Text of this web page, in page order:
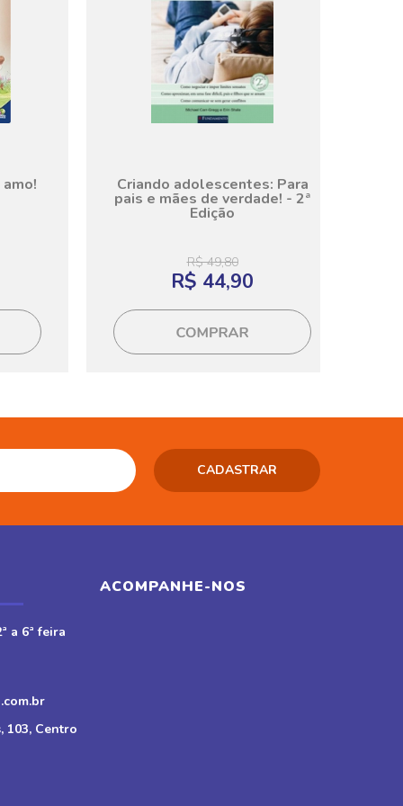
Criando adolescentes: Para
pais e mães de verdade! - 2ª
Edição
R$ 49,80
R$ 44,90
a 6ª feira
103, Centro
ACOMPANHE-NOS